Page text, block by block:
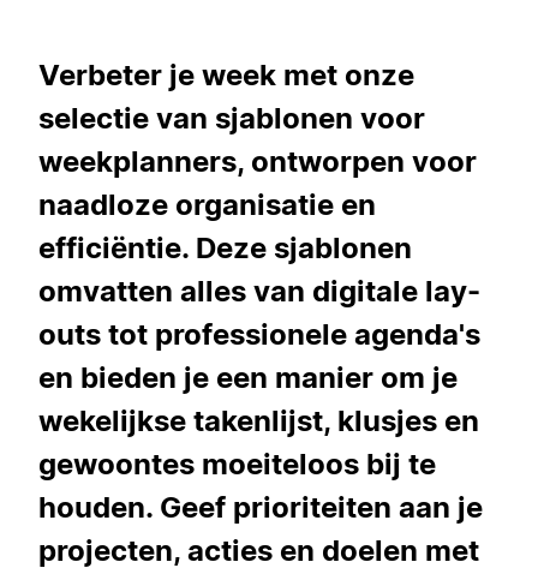
Verbeter je week met onze
selectie van sjablonen voor
weekplanners, ontworpen voor
naadloze organisatie en
efficiëntie. Deze sjablonen
omvatten alles van digitale lay-
outs tot professionele agenda's
en bieden je een manier om je
wekelijkse takenlijst, klusjes en
gewoontes moeiteloos bij te
houden. Geef prioriteiten aan je
projecten, acties en doelen met